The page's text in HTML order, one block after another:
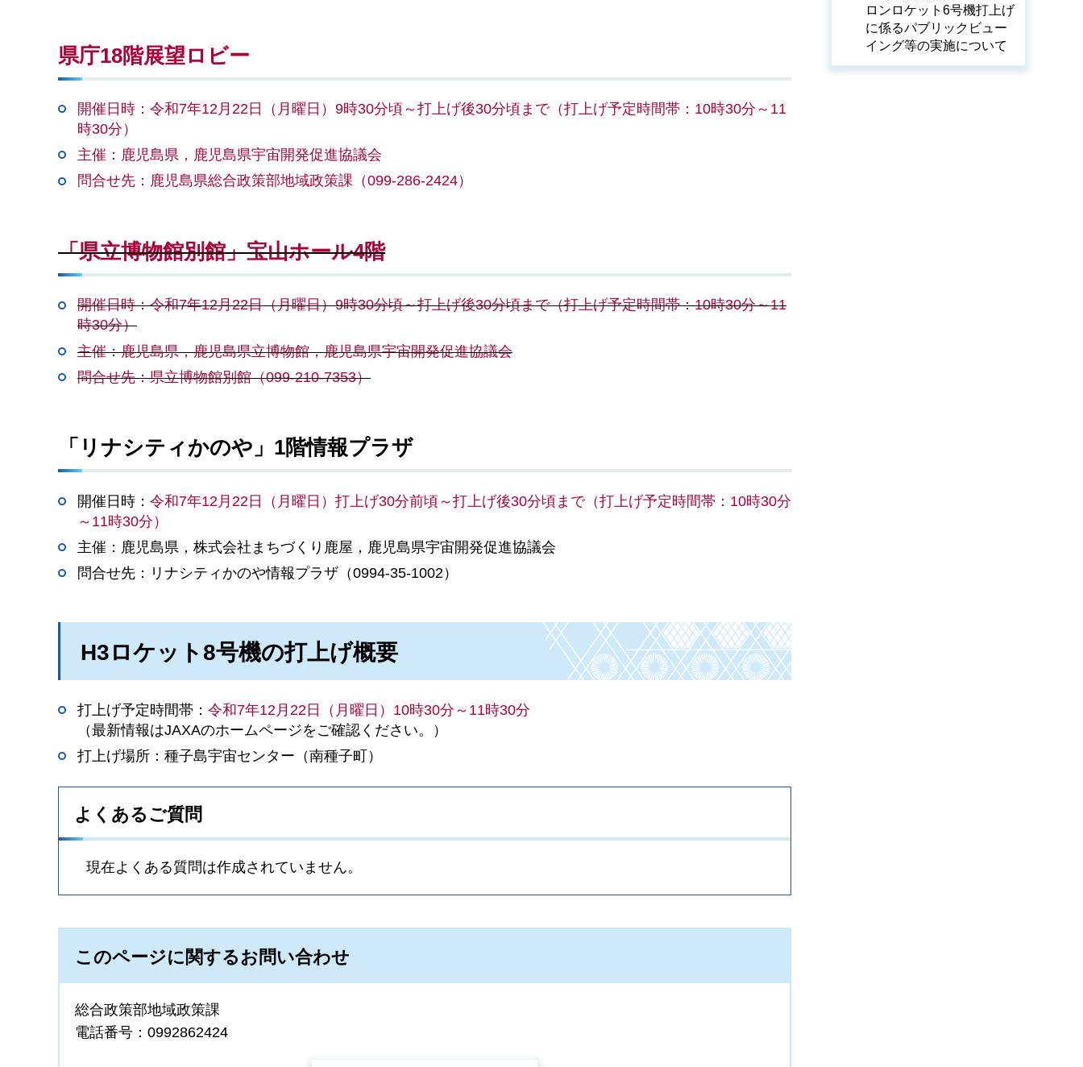
県庁18階展望ロビー
開催日時：令和7年12月22日（月曜日）9時30分頃～打上げ後30分頃まで（打上げ予定時間帯：10時30分～11
時30分）
主催：鹿児島県，鹿児島県宇宙開発促進協議会
問合せ先：鹿児島県総合政策部地域政策課（099-286-2424）
「県立博物館別館」宝山ホール4階
開催日時：令和7年12月22日（月曜日）9時30分頃～打上げ後30分頃まで（打上げ予定時間帯：10時30分～11
時30分）
主催：鹿児島県，鹿児島県立博物館，鹿児島県宇宙開発促進協議会
問合せ先：県立博物館別館（099-210-7353）
「リナシティかのや」1階情報プラザ
開催日時： 令和7年12月22日（月曜日）打上げ30分前頃～打上げ後30分頃まで（打上げ予定時間帯：10時30分
～11時30分）
主催：鹿児島県，株式会社まちづくり鹿屋，鹿児島県宇宙開発促進協議会
問合せ先：リナシティかのや情報プラザ（0994-35-1002）
H3ロケット8号機の打上げ概要
打上げ予定時間帯： 令和7年12月22日（月曜日）10時30分～11時30分
（最新情報はJAXAのホームページをご確認ください。）
打上げ場所：種子島宇宙センター（南種子町）
よくあるご質問
現在よくある質問は作成されていません。
このページに関するお問い合わせ
総合政策部地域政策課
電話番号：0992862424
ロンロケット6号機打上げ
に係るパブリックビュー
イング等の実施について